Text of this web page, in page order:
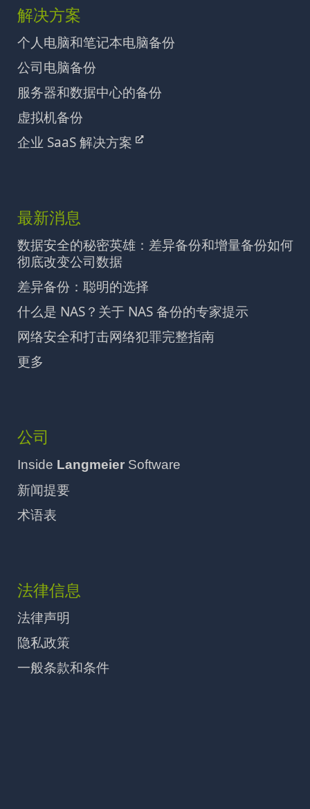
解决方案
个人电脑和笔记本电脑备份
公司电脑备份
服务器和数据中心的备份
虚拟机备份
企业 SaaS 解决方案
最新消息
数据安全的秘密英雄：差异备份和增量备份如何
彻底改变公司数据
差异备份：聪明的选择
什么是 NAS？关于 NAS 备份的专家提示
网络安全和打击网络犯罪完整指南
更多
公司
Inside Langmeier Software
新闻提要
术语表
法律信息
法律声明
隐私政策
一般条款和条件